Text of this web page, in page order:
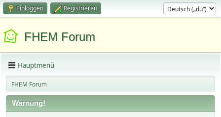
Einloggen Registrieren
FHEM Forum
Hauptmenü
FHEM Forum
Warnung!